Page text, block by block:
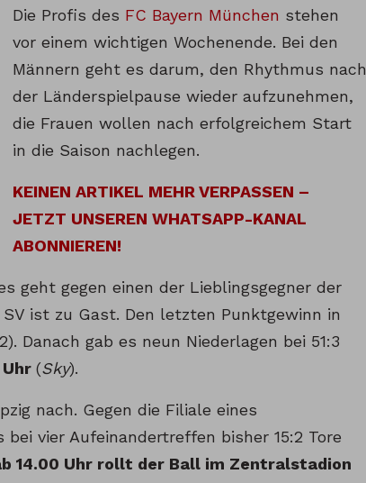
Die Profis des FC Bayern München stehen
vor einem wichtigen Wochenende. Bei den
Männern geht es darum, den Rhythmus nach
der Länderspielpause wieder aufzunehmen,
die Frauen wollen nach erfolgreichem Start
in die Saison nachlegen.
KEINEN ARTIKEL MEHR VERPASSEN –
JETZT UNSEREN WHATSAPP-KANAL
ABONNIEREN!
geht gegen einen der Lieblingsgegner der
ist zu Gast. Den letzten Punktgewinn in
Danach gab es neun Niederlagen bei 51:3
(Sky).
nach. Gegen die Filiale eines
vier Aufeinandertreffen bisher 15:2 Tore
14.00 Uhr rollt der Ball im Zentralstadion